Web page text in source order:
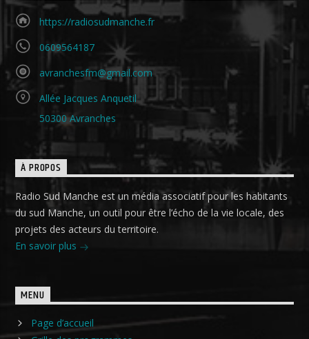
https://radiosudmanche.fr
0609564187
avranchesfm@gmail.com
Allée Jacques Anquetil
50300 Avranches
À PROPOS
Radio Sud Manche est un média associatif pour les habitants
du sud Manche, un outil pour être l’écho de la vie locale, des
projets des acteurs du territoire.
En savoir plus
MENU
Page d’accueil